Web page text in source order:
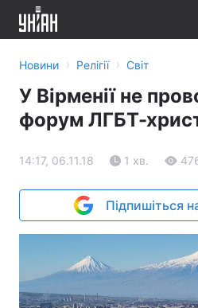
Новини › Релігії › Світ
У Вірменії не
форум ЛГБТ-
14:17, 06.11.18 1 хв.
Підпишіться